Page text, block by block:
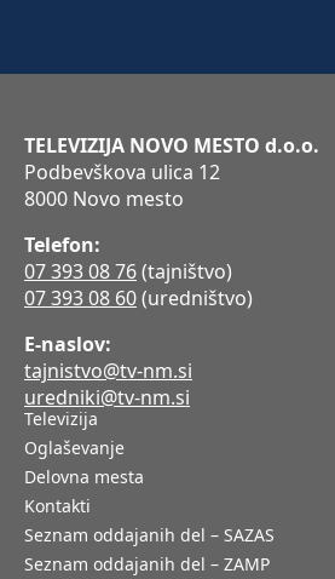
TELEVIZIJA NOVO MESTO d.o.o.
Podbevškova ulica 12
8000 Novo mesto
Telefon:
07 393 08 76(tajništvo)
07 393 08 60(uredništvo)
E-naslov:
tajnistvo@tv-nm.si
uredniki@tv-nm.si
Televizija
Oglaševanje
Delovna mesta
Kontakti
Seznam oddajanih del – SAZAS
Seznam oddajanih del – ZAMP